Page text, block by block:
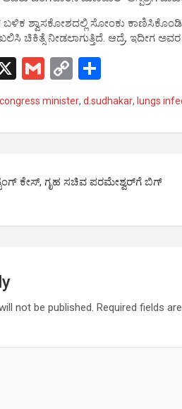
k
ಶ್ವಾಸಕೋಶದಲ್ಲಿ ಸೋಂಕು
ಚಿಕಿತ್ಸೆ ನೀಡಲಾಗುತ್ತಿದೆ. ಆದ್ರೆ, ಇದೀಗ
X
G
m
ail
C
py
Li
k
h
ar
e
congress minister, d.sudhakar, lungs
ಕೇಸ್, ಗೃಹ ಸಚಿವ ಪರಮೇಶ್ವರ್​​​ಗೆ ಬಿಗ್
not be published. Required fields